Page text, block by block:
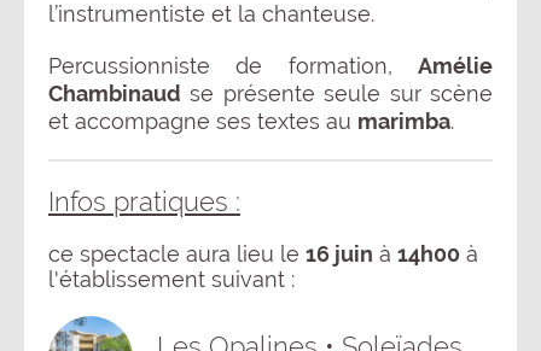
l’instrumentiste et la chanteuse.
Percussionniste de formation, Amélie
Chambinaud se présente seule sur scène
et accompagne ses textes au marimba.
Infos pratiques :
ce spectacle aura lieu le 16 juin à 14h00 à
l'établissement suivant :